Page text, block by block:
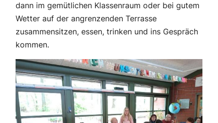
dann im gemütlichen Klassenraum oder bei gutem
Wetter auf der angrenzenden Terrasse
zusammensitzen, essen, trinken und ins Gespräch
kommen.